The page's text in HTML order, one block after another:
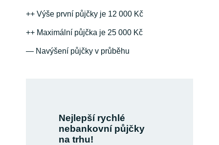
++ Výše první půjčky je 12 000 Kč
++ Maximální půjčka je 25 000 Kč
— Navýšení půjčky v průběhu
Nejlepší rychlé
nebankovní půjčky
na trhu!